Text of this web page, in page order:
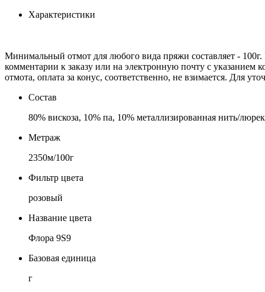
Характеристики
Минимальный отмот для любого вида пряжи составляет -
комментарии к заказу или на электронную почту c указанием
отмота, оплата за конус, соответственно, не взимается. Для
Состав
80% вискоза, 10% па, 10% металлизированная нить/
Метраж
2350м/100г
Фильтр цвета
розовый
Название цвета
Флора 9S9
Базовая единица
г